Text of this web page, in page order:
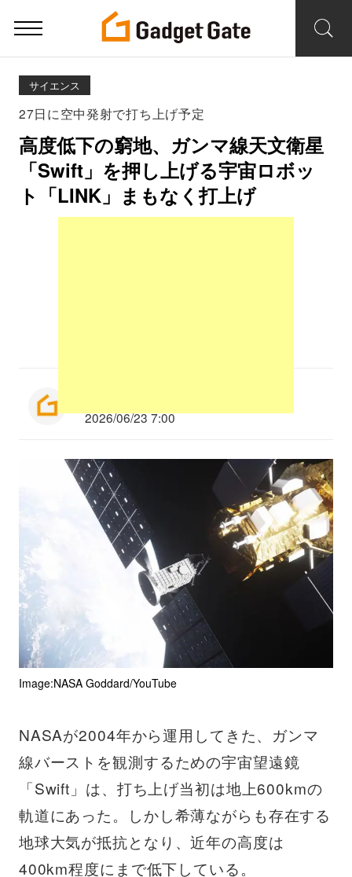
サイエンス
27日に空中発射で打ち上げ予定
高度低下の窮地、ガンマ線天文衛星
「Swift」を押し上げる宇宙ロボッ
ト「LINK」まもなく打上げ
2026/06/23 7:00
Image:NASA Goddard/YouTube
NASAが2004年から運用してきた、ガンマ
線バーストを観測するための宇宙望遠鏡
「Swift」は、打ち上げ当初は地上600kmの
軌道にあった。しかし希薄ながらも存在する
地球大気が抵抗となり、近年の高度は
400km程度にまで低下している。